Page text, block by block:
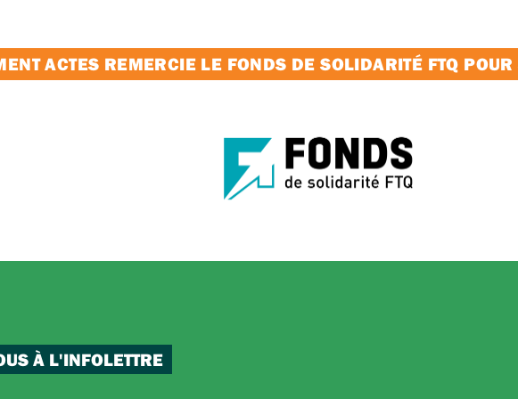
ACTES REMERCIE LE FONDS DE SOLIDARITÉ FTQ
À L'INFOLETTRE